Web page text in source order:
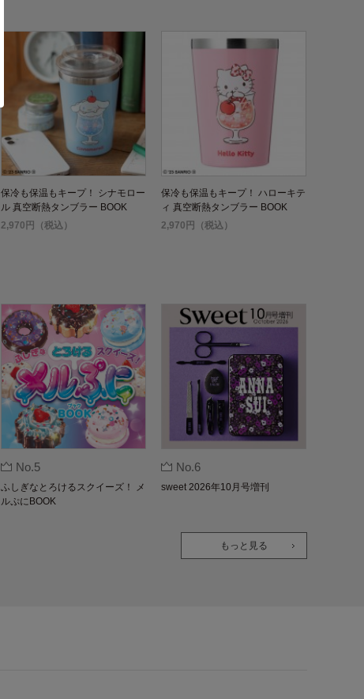
保冷も保温もキープ！ シナモロー
ル 真空断熱タンブラー BOOK
2,970円（税込）
保冷も保温もキープ！ ハローキテ
ィ 真空断熱タンブラー BOOK
2,970円（税込）
No.5
ふしぎなとろけるスクイーズ！ メ
ルぷにBOOK
No.6
sweet 2026年10月号増刊
もっと見る